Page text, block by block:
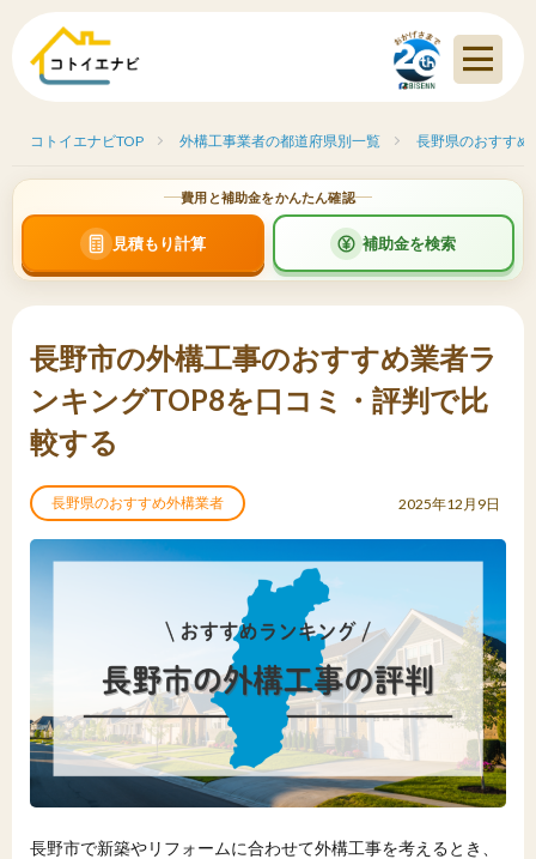
コトイエナビTOP 外構工事業者の都道府県別一覧 長野県のおすす
費用と補助金をかんたん確認
見積もり計算 補助金を検索
長野市の外構工事のおすすめ業者ラ
ンキングTOP8を口コミ・評判で比
較する
長野県のおすすめ外構業者 2025年12月9日
長野市で新築やリフォームに合わせて外構工事を考えるとき、